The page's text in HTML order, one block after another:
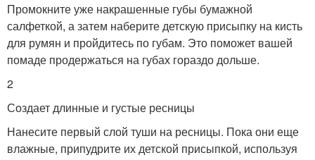
Промокните уже накрашенные губы бумажной
салфеткой, а затем наберите детскую присыпку на кисть
для румян и пройдитесь по губам. Это поможет вашей
помаде продержаться на губах гораздо дольше.
2
Создает длинные и густые ресницы
Нанесите первый слой туши на ресницы. Пока они еще
влажные, припудрите их детской присыпкой, используя